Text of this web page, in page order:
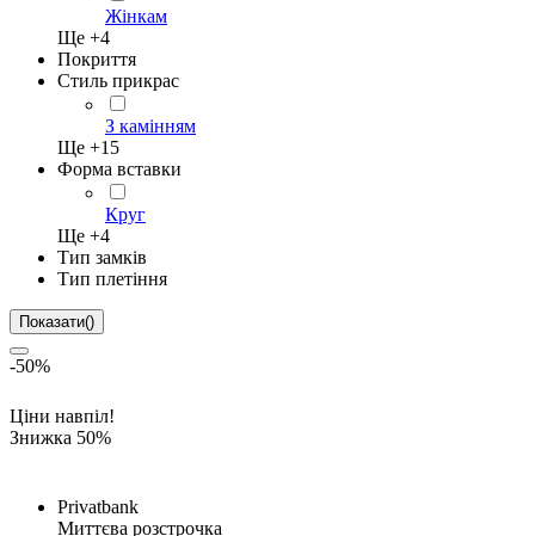
Жінкам
Ще +4
Покриття
Стиль прикрас
З камінням
Ще +15
Форма вставки
Круг
Ще +4
Тип замків
Тип плетіння
Показати()
-50%
Ціни навпіл!
Знижка 50%
Privatbank
Миттєва розстрочка